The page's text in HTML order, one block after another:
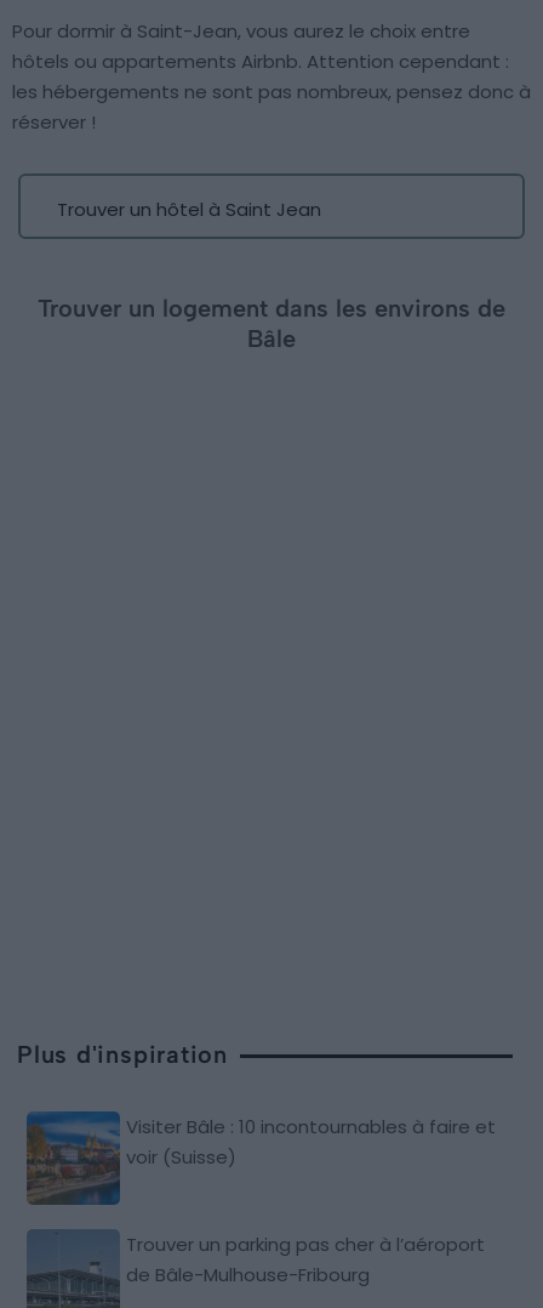
Pour dormir à Saint-Jean, vous aurez le choix entre
hôtels ou appartements Airbnb. Attention cependant :
les hébergements ne sont pas nombreux, pensez donc à
réserver !
Trouver un hôtel à Saint Jean
Trouver un logement dans les environs de
Bâle
Plus d'inspiration
Visiter Bâle : 10 incontournables à faire et
voir (Suisse)
Trouver un parking pas cher à l’aéroport
de Bâle-Mulhouse-Fribourg